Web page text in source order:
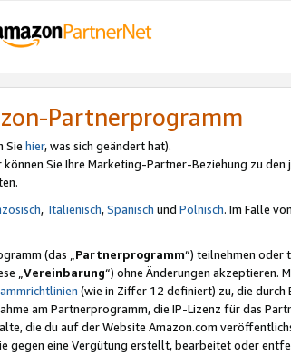
Partnerprogramm
Sie hier, was sich geändert hat).
können Sie Ihre Marketing-Partner-Beziehung zu den
, Italienisch,Spanisch und Polnisch. Im Falle
(das „Partnerprogramm“) teilnehmen oder
„Vereinbarung“) ohne Änderungen akzeptieren.
(wie in Ziffer 12 definiert) zu, die durch
am Partnerprogramm, die IP-Lizenz für das
die du auf der Website Amazon.com
gegen eine Vergütung erstellt, bearbeitet oder